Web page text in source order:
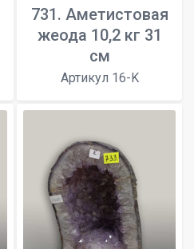
731. Аметистовая
жеода 10,2 кг 31
см
Артикул 16-K